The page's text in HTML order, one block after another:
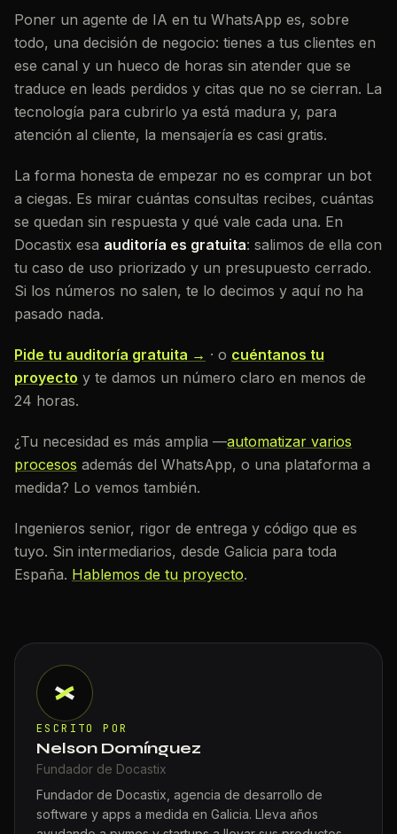
Poner un agente de IA en tu WhatsApp es, sobre
todo, una decisión de negocio: tienes a tus clientes en
ese canal y un hueco de horas sin atender que se
traduce en leads perdidos y citas que no se cierran. La
tecnología para cubrirlo ya está madura y, para
atención al cliente, la mensajería es casi gratis.
La forma honesta de empezar no es comprar un bot
a ciegas. Es mirar cuántas consultas recibes, cuántas
se quedan sin respuesta y qué vale cada una. En
Docastix esa auditoría es gratuita: salimos de ella con
tu caso de uso priorizado y un presupuesto cerrado.
Si los números no salen, te lo decimos y aquí no ha
pasado nada.
Pide tu auditoría gratuita → · o cuéntanos tu
proyecto y te damos un número claro en menos de
24 horas.
¿Tu necesidad es más amplia —automatizar varios
procesos además del WhatsApp, o una plataforma a
medida? Lo vemos también.
Ingenieros senior, rigor de entrega y código que es
tuyo. Sin intermediarios, desde Galicia para toda
España. Hablemos de tu proyecto.
ESCRITO POR
Nelson Domínguez
Fundador de Docastix
Fundador de Docastix, agencia de desarrollo de
software y apps a medida en Galicia. Lleva años